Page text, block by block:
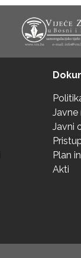
Javne
Javni
Plan
Akti